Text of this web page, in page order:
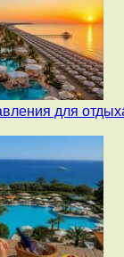
для